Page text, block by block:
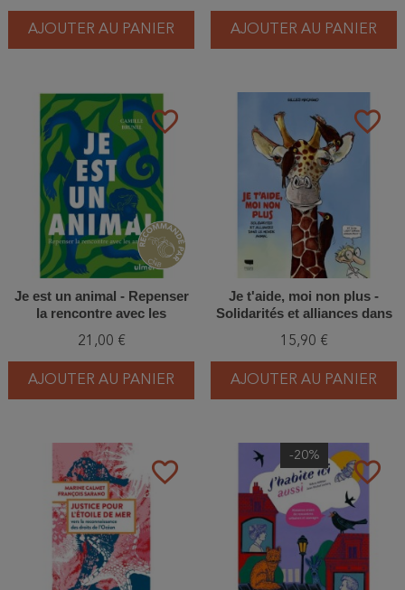
AJOUTER AU PANIER AJOUTER AU PANIER
favorite_border
Je est un animal - Repenser
la rencontre avec les
21,00 €
AJOUTER AU PANIER
favorite_border
Je t'aide, moi non plus -
Solidarités et alliances dans
15,90 €
AJOUTER AU PANIER
favorite_border favorite_border
-20%